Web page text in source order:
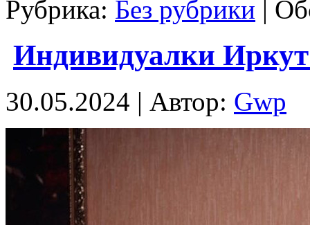
Рубрика: Без рубрики |
Индивидуалки
30.05.2024 | Автор: Gwp